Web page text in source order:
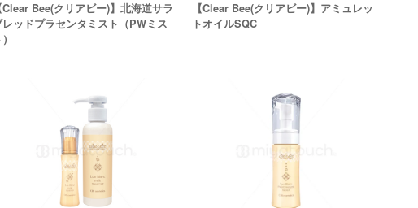
Clear Bee(クリアビー)】北海道サラ
レッドプラセンタミスト（PWミス
【Clear Bee(クリアビー)】アミュレッ
トオイルSQC